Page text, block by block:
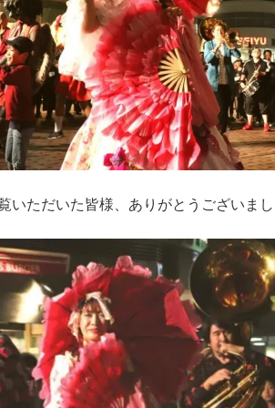
いただいた皆様、ありがとうございま